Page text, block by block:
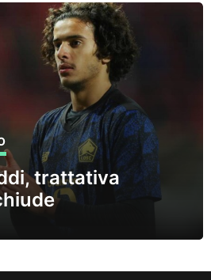
trattativa